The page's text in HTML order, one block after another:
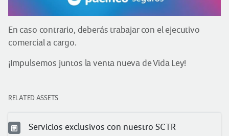
En caso contrario, deberás trabajar con el ejecutivo
comercial a cargo.
¡Impulsemos juntos la venta nueva de Vida Ley!
RELATED ASSETS
Servicios exclusivos con nuestro SCTR